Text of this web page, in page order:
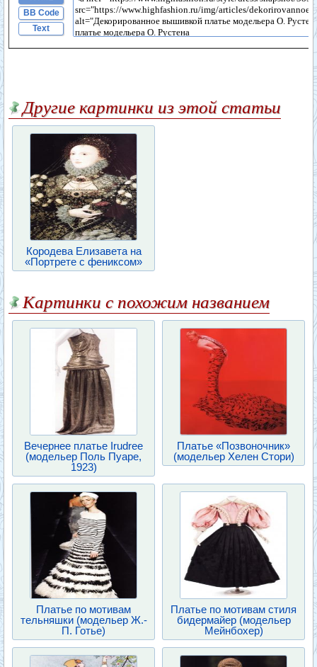
BB Code
Text
Другие картинки из этой статьи
Кородева Елизавета на
«Портрете с фениксом»
Картинки с похожим названием
Вечернее платье Irudree
(модельер Поль Пуаре,
1923)
Платье «Позвоночник»
(модельер Хелен Стори)
Платье по мотивам
тельняшки (модельер Ж.-
П. Готье)
Платье по мотивам стиля
бидермайер (модельер
Мейнбохер)